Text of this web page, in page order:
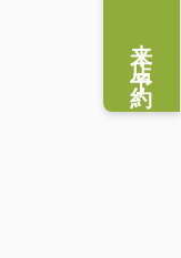
来店予約